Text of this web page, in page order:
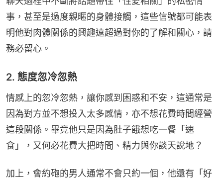
事，甚至是過度親暱的身體接觸，這些信號都可能表
明他對肉體關係的興趣遠超過對你的了解和關心，請
務必留心。
2. 態度忽冷忽熱
情感上的忽冷忽熱，讓你感到困惑和不安，這通常是
因為對方並不想投入太多感情，亦不想花費時間經營
這段關係。畢竟他只是因為肚子餓想吃一餐「速
食」，又何必花費大把時間、精力與你談天說地？
加上，會約砲的男人通常不會只約一個，他還有「好